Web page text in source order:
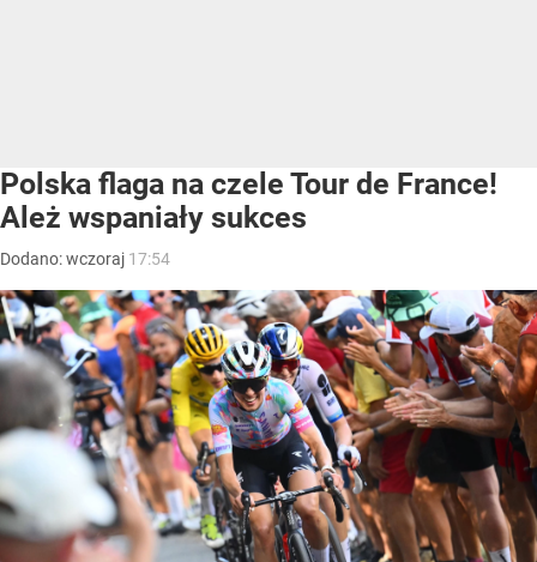
Polska flaga na czele Tour de France!
Ależ wspaniały sukces
Dodano:wczoraj 17:54